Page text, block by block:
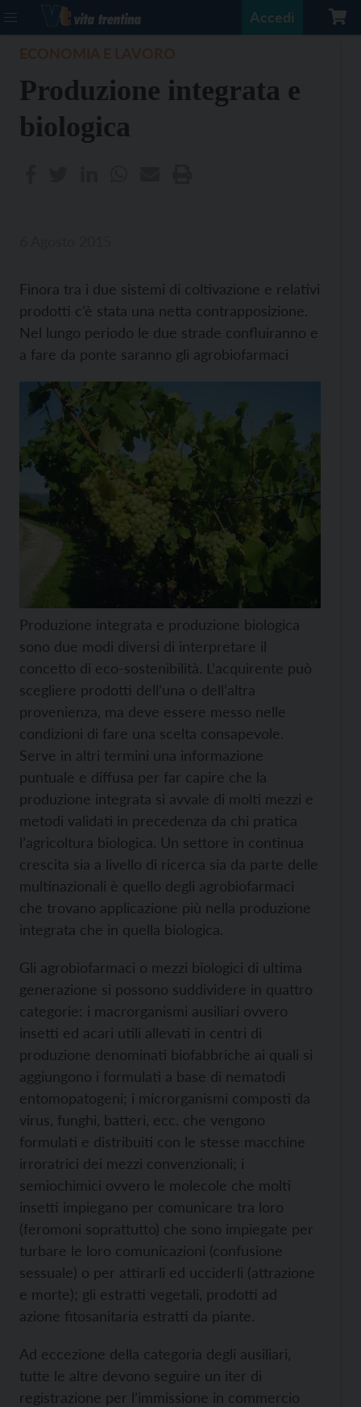
Accedi
Produzione integrata e
biologica
Finora tra i due sistemi di coltivazione e relativi
prodotti c’è stata una netta contrapposizione.
Nel lungo periodo le due strade confluiranno e
a fare da ponte saranno gli agrobiofarmaci
Produzione integrata e produzione biologica
sono due modi diversi di interpretare il
concetto di eco-sostenibilità. L’acquirente può
scegliere prodotti dell’una o dell’altra
provenienza, ma deve essere messo nelle
condizioni di fare una scelta consapevole.
Serve in altri termini una informazione
puntuale e diffusa per far capire che la
produzione integrata si avvale di molti mezzi e
metodi validati in precedenza da chi pratica
l’agricoltura biologica. Un settore in continua
crescita sia a livello di ricerca sia da parte delle
multinazionali è quello degli agrobiofarmaci
che trovano applicazione più nella produzione
integrata che in quella biologica.
Gli agrobiofarmaci o mezzi biologici di ultima
generazione si possono suddividere in quattro
categorie: i macrorganismi ausiliari ovvero
insetti ed acari utili allevati in centri di
produzione denominati biofabbriche ai quali si
aggiungono i formulati a base di nematodi
entomopatogeni; i microrganismi composti da
virus, funghi, batteri, ecc. che vengono
formulati e distribuiti con le stesse macchine
irroratrici dei mezzi convenzionali; i
semiochimici ovvero le molecole che molti
insetti impiegano per comunicare tra loro
(feromoni soprattutto) che sono impiegate per
turbare le loro comunicazioni (confusione
sessuale) o per attirarli ed ucciderli (attrazione
e morte); gli estratti vegetali, prodotti ad
azione fitosanitaria estratti da piante.
Ad eccezione della categoria degli ausiliari,
tutte le altre devono seguire un iter di
registrazione per l’immissione in commercio